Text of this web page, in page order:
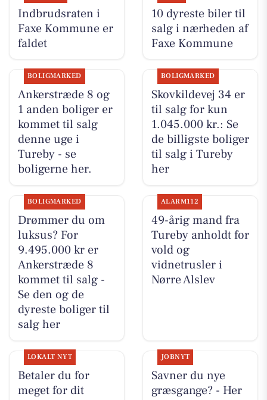
Indbrudsraten i
Faxe Kommune er
faldet
10 dyreste biler til
salg i nærheden af
Faxe Kommune
BOLIGMARKED
Ankerstræde 8 og
1 anden boliger er
kommet til salg
denne uge i
Tureby - se
boligerne her.
BOLIGMARKED
Skovkildevej 34 er
til salg for kun
1.045.000 kr.: Se
de billigste boliger
til salg i Tureby
her
BOLIGMARKED
Drømmer du om
luksus? For
9.495.000 kr er
Ankerstræde 8
kommet til salg -
Se den og de
dyreste boliger til
salg her
ALARM112
49-årig mand fra
Tureby anholdt for
vold og
vidnetrusler i
Nørre Alslev
LOKALT NYT
Betaler du for
meget for dit
JOBNYT
Savner du nye
græsgange? - Her